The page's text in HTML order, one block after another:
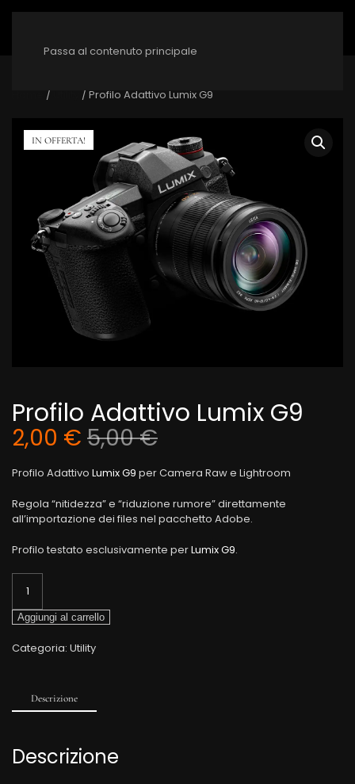
Passa al contenuto principale
/ / Profilo Adattivo Lumix G9
IN OFFERTA!
Profilo Adattivo Lumix G9
2,00 € 5,00€
Profilo Adattivo Lumix G9 per Camera Raw e Lightroom
Regola “nitidezza” e “riduzione rumore” direttamente
all’importazione dei files nel pacchetto Adobe.
Profilo testato esclusivamente perLumix G9.
Adattivo
Lumix
G9
Aggiungi al carrello
Categoria: Utility
Descrizione
Descrizione